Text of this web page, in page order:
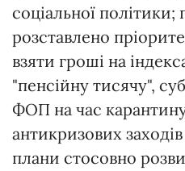
соціальної політики;
розставлено
взяти гроші на
"пенсійну тисячу",
ФОП на час
антикризових
плани стосовно